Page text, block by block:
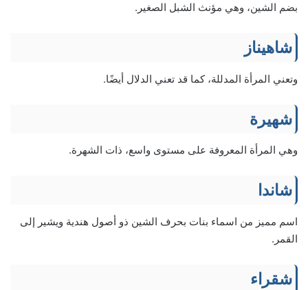
بضم الشين، وهي مؤنث الشبل الصغير.
شاهيناز
وتعني المرأة المدللة، كما قد تعني الدلال أيضًا.
شهيرة
وهي المرأة المعروفة على مستوى واسع، ذات الشهرة.
شاندا
اسم مميز من اسماء بنات بحرف الشين ذو أصول هندية ويشير إلى
القمر.
شقراء